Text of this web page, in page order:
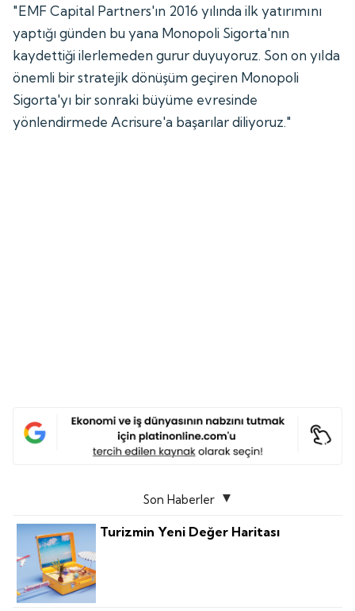
"EMF Capital Partners'ın 2016 yılında ilk yatırımını
yaptığı günden bu yana Monopoli Sigorta'nın
kaydettiği ilerlemeden gurur duyuyoruz. Son on yılda
önemli bir stratejik dönüşüm geçiren Monopoli
Sigorta'yı bir sonraki büyüme evresinde
yönlendirmede Acrisure'a başarılar diliyoruz."
Son Haberler
Turizmin Yeni Değer Haritası